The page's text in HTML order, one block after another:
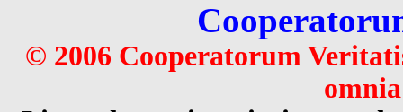
© 2006 Cooperatorum